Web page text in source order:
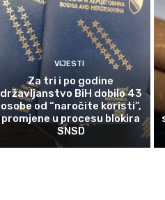
VIJESTI
Za tri i po godine
državljanstvo BiH dobilo 43
osobe od “naročite koristi”,
promjene u procesu blokira
SNSD